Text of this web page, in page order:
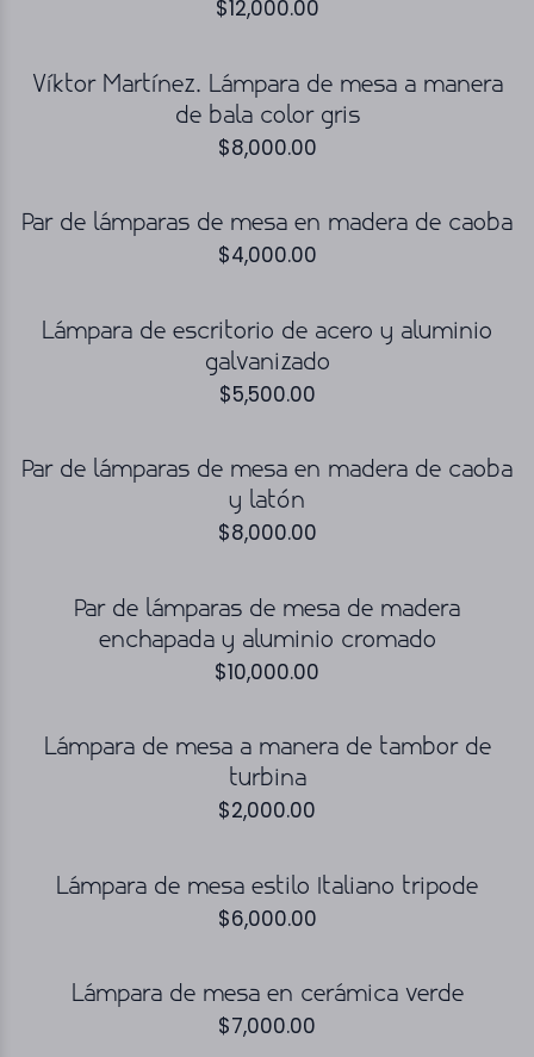
$12,000.00
Víktor Martínez. Lámpara de mesa a manera
de bala color gris
$8,000.00
Par de lámparas de mesa en madera de caoba
$4,000.00
Lámpara de escritorio de acero y aluminio
galvanizado
$5,500.00
Par de lámparas de mesa en madera de caoba
y latón
$8,000.00
Par de lámparas de mesa de madera
enchapada y aluminio cromado
$10,000.00
Lámpara de mesa a manera de tambor de
turbina
$2,000.00
Lámpara de mesa estilo Italiano tripode
$6,000.00
Lámpara de mesa en cerámica verde
$7,000.00